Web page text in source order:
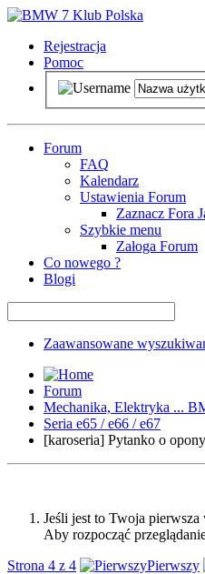
Rejestracja
Pomoc
Forum
FAQ
Kalendarz
Ustawienia Forum
Zaznacz Fora
Szybkie menu
Załoga Forum
Co nowego ?
Blogi
Zaawansowane
Forum
Mechanika, Elektryka ...
Seria e65 / e66 / e67
[karoseria] Pytanko o opony
Jeśli jest to Twoja
Aby rozpocząć
Strona 4 z 4
Pierwszy